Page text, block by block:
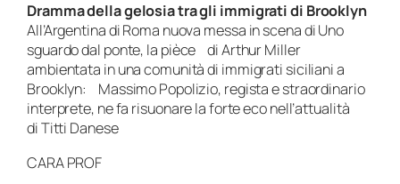
Dramma della gelosia tra gli immigrati di Brooklyn
All’Argentina di Roma nuova messa in scena diUno
sguardo dal ponte, la pièce di Arthur Miller
ambientata in una comunità di immigrati siciliani a
Brooklyn: Massimo Popolizio, regista e straordinario
interprete, ne fa risuonare la forte eco nell’attualità
di Titti Danese
CARA PROF